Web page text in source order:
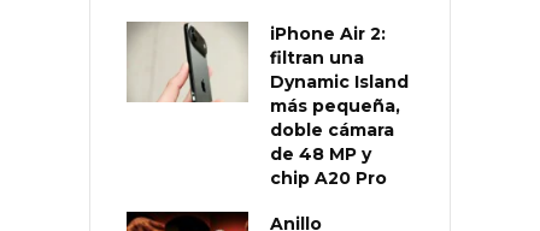
iPhone Air 2:
filtran una
Dynamic Island
más pequeña,
doble cámara
de 48 MP y
chip A20 Pro
Anillo